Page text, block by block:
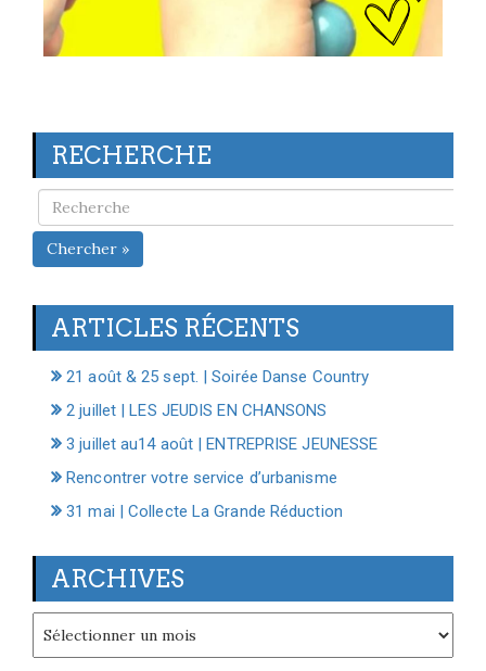
RECHERCHE
Chercher »
ARTICLES RÉCENTS
21 août & 25 sept. | Soirée Danse Country
2 juillet | LES JEUDIS EN CHANSONS
3 juillet au14 août | ENTREPRISE JEUNESSE
Rencontrer votre service d’urbanisme
31 mai | Collecte La Grande Réduction
ARCHIVES